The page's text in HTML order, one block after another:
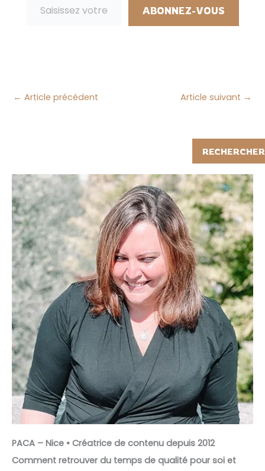
#teamsocca de…
ABONNEZ-VOUS
← Article précédent Article suivant →
RECHERCHER
PACA – Nice • Créatrice de contenu depuis 2012
Comment retrouver du temps de qualité pour soi et